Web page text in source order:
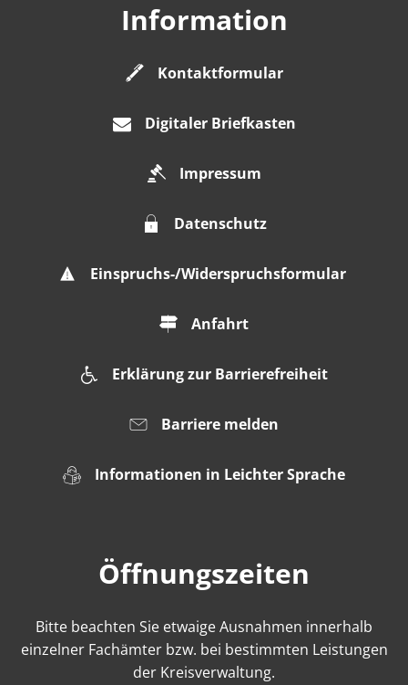
Information
Kontaktformular
Digitaler Briefkasten
Impressum
Datenschutz
Einspruchs-/Widerspruchsformular
Anfahrt
Erklärung zur Barrierefreiheit
Barriere melden
Informationen in Leichter Sprache
Öffnungszeiten
Bitte beachten Sie etwaige Ausnahmen innerhalb
einzelner Fachämter bzw. bei bestimmten Leistungen
der Kreisverwaltung.